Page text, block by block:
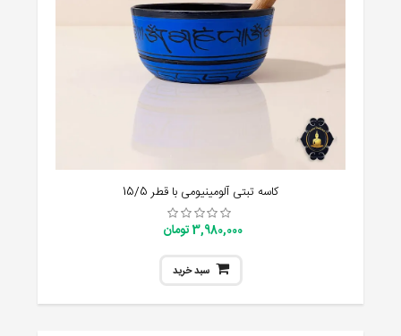
کاسه تبتی آلومینیومی با قطر 15/5
3,980,000 تومان
سبد خرید